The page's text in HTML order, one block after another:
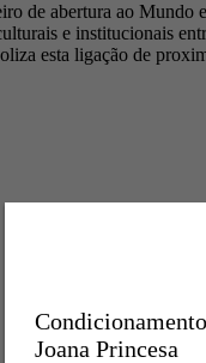
de abertura ao
e institucionais
esta ligação de
Joana Princesa